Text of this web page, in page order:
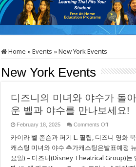
Home »Events »New York Events
New York Events
디즈니의 미녀와 야수가 돌
운 벨과 야수를 만나보세요!
February 18, 2025 Comments Offon
즈
니
의
미
카이라 벨 존슨과 퍼기 L. 필립, 디즈니 영화
캐스팅 미녀와 야수 추가캐스팅은발표예정
요일) – 디즈니(Disney Theatrical Group)는